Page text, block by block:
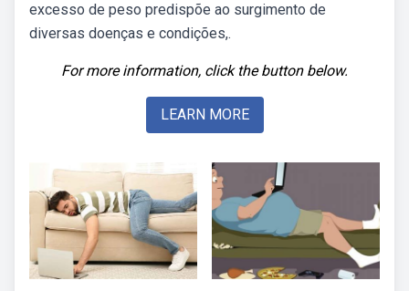
excesso de peso predispõe ao surgimento de
diversas doenças e condições,.
For more information, click the button below.
LEARN MORE